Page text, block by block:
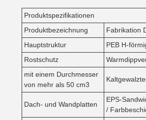
Produktspezifikationen
Produktbezeichnung
Fabrikation
Hauptstruktur
PEB H-
Rostschutz
mit einem Durchmesser
von mehr als 50 cm3
Dach- und Wandplatten
EPS-
/